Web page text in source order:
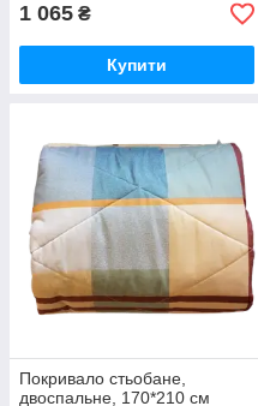
1 065 ₴
Купити
Покривало стьобане,
двоспальне, 170*210 см